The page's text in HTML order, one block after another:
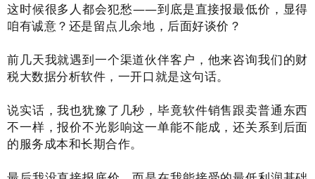
这时候很多人都会犯愁——到底是直接报最低价，显得
咱有诚意？还是留点儿余地，后面好谈价？
前几天我就遇到一个渠道伙伴客户，他来咨询我们的财
税大数据分析软件，一开口就是这句话。
说实话，我也犹豫了几秒，毕竟软件销售跟卖普通东西
不一样，报价不光影响这一单能不能成，还关系到后面
的服务成本和长期合作。